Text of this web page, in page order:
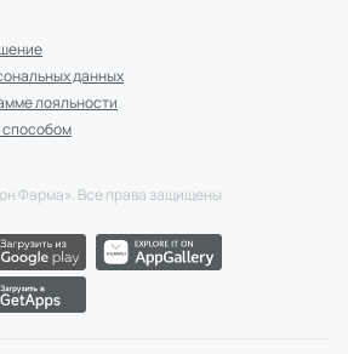
данных
лояльности
Фарма». Все права защищены